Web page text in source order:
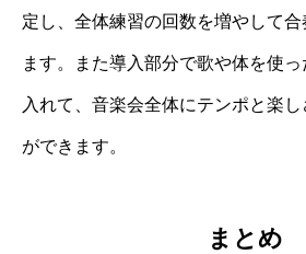
定し、全体練習の回数を増やして
ます。また導入部分で歌や体を使
入れて、音楽会全体にテンポと楽
ができます。
まとめ